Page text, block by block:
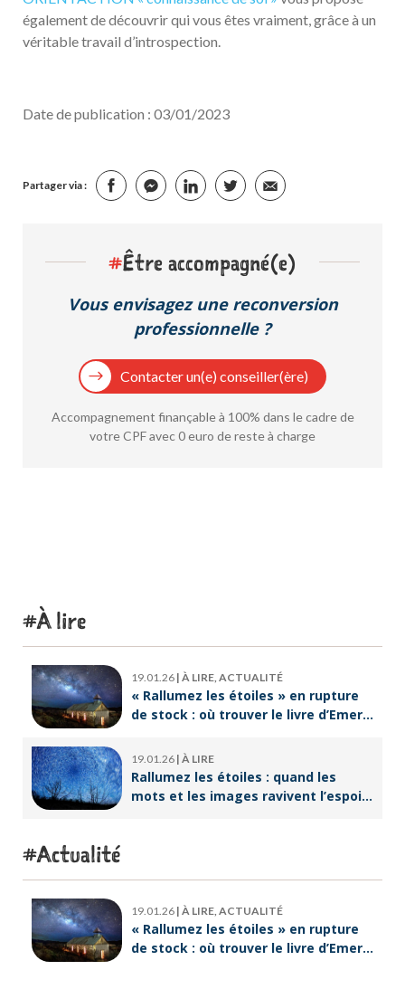
également de découvrir qui vous êtes vraiment, grâce à un
véritable travail d’introspection.
Date de publication : 03/01/2023
Partager via :
#Être accompagné(e)
Vous envisagez une reconversion
professionnelle ?
Contacter un(e) conseiller(ère)
Accompagnement finançable à 100% dans le cadre de
votre CPF avec 0 euro de reste à charge
À lire
19.01.26 | À LIRE, ACTUALITÉ
« Rallumez les étoiles » en rupture
de stock : où trouver le livre d’Emeric
19.01.26 | À LIRE
Rallumez les étoiles : quand les
mots et les images ravivent l’espoir
Actualité
19.01.26 | À LIRE, ACTUALITÉ
« Rallumez les étoiles » en rupture
de stock : où trouver le livre d’Emeric